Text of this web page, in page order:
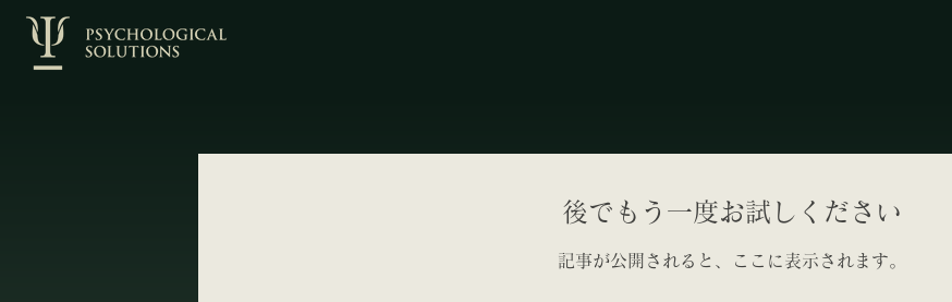
後でもう一度お試しください
記事が公開されると、ここに表示されます。